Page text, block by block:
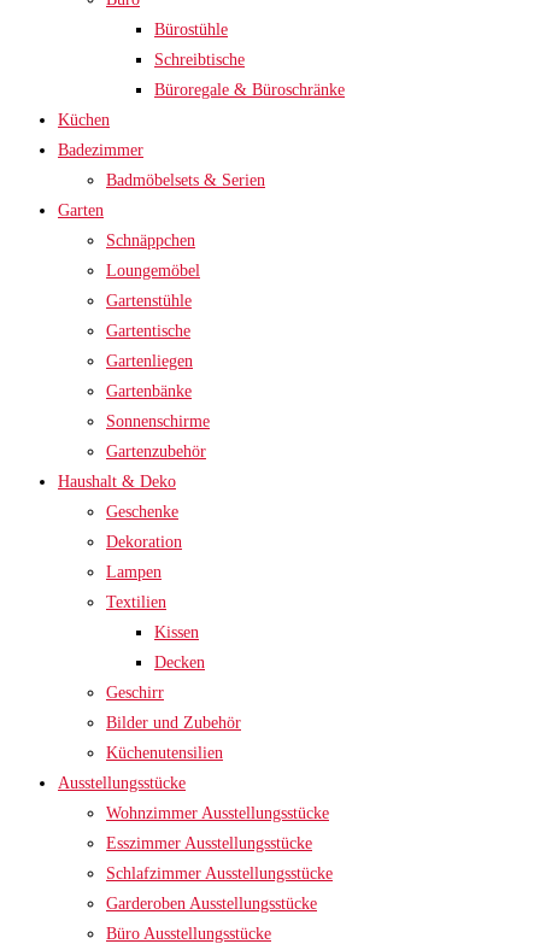
Bürostühle
Schreibtische
Büroregale & Büroschränke
Küchen
Badezimmer
Badmöbelsets & Serien
Garten
Schnäppchen
Loungemöbel
Gartenstühle
Gartentische
Gartenliegen
Gartenbänke
Sonnenschirme
Gartenzubehör
Haushalt & Deko
Geschenke
Dekoration
Lampen
Textilien
Kissen
Decken
Geschirr
Bilder und Zubehör
Küchenutensilien
Ausstellungsstücke
Wohnzimmer Ausstellungsstücke
Esszimmer Ausstellungsstücke
Schlafzimmer Ausstellungsstücke
Garderoben Ausstellungsstücke
Büro Ausstellungsstücke